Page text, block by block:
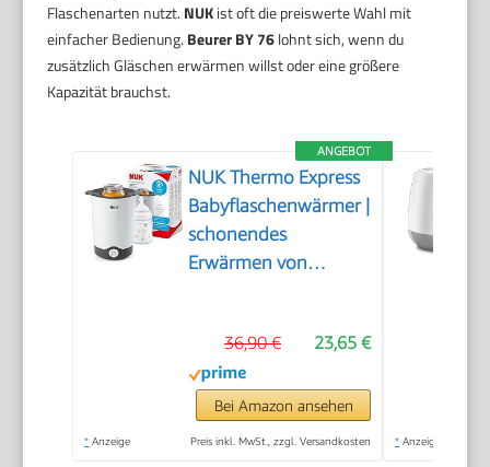
Flaschenarten nutzt. NUKist oft die preiswerte Wahl mit
einfacher Bedienung. Beurer BY 76lohnt sich, wenn du
zusätzlich Gläschen erwärmen willst oder eine größere
Kapazität brauchst.
ANGEBOT
NUK Thermo Express
Babyflaschenwärmer |
schonendes
Erwärmen von
in 90 Sekunden |
automatische
Abschaltung | Korb
zum einfachen
23,65 €
36,90 €
Bei Amazon ansehen
* Anzeige Preis inkl. MwSt., zzgl. Versandkosten * Anzeige